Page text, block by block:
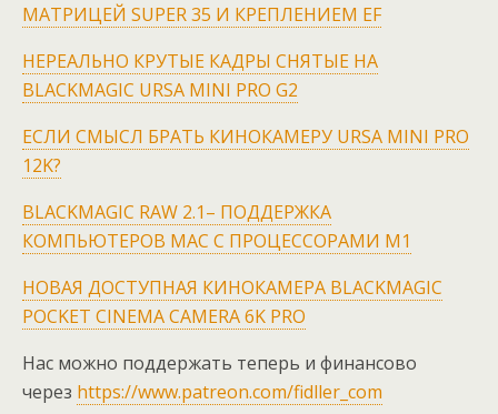
МАТРИЦЕЙ SUPER 35 И КРЕПЛЕНИЕМ EF
НЕРЕАЛЬНО КРУТЫЕ КАДРЫ СНЯТЫЕ НА
BLACKMAGIC URSA MINI PRO G2
ЕСЛИ СМЫСЛ БРАТЬ КИНОКАМЕРУ URSA MINI PRO
12K?
BLACKMAGIC RAW 2.1– ПОДДЕРЖКА
КОМПЬЮТЕРОВ MAC С ПРОЦЕССОРАМИ M1
НОВАЯ ДОСТУПНАЯ КИНОКАМЕРА BLACKMAGIC
POCKET CINEMA CAMERA 6K PRO
Нас можно поддержать теперь и финансово
через https://www.patreon.com/fidller_com